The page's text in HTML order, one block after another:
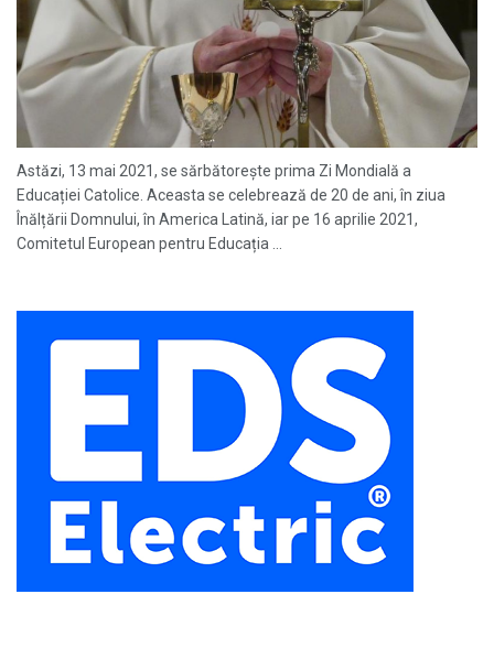
Astăzi, 13 mai 2021, se sărbătorește prima Zi Mondială a
Educației Catolice. Aceasta se celebrează de 20 de ani, în ziua
Înălțării Domnului, în America Latină, iar pe 16 aprilie 2021,
Comitetul European pentru Educația ...